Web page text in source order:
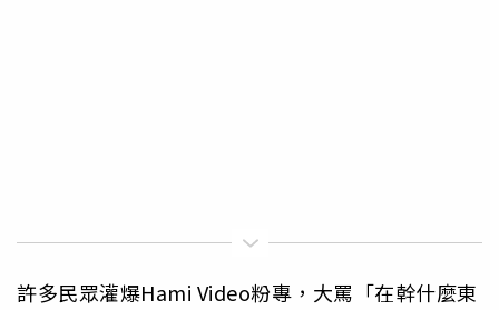
許多民眾灌爆Hami Video粉專，大罵「在幹什麼東